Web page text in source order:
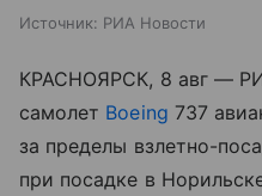
Источник: РИА Новости
КРАСНОЯРСК, 8 авг —
самолет Boeing 737
за пределы взлетно-
при посадке в